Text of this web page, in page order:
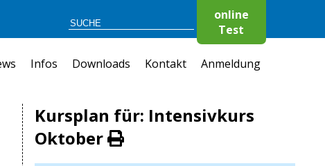
online
Test
Infos Downloads Kontakt Anmeldung
Kursplan für: Intensivkurs
Oktober